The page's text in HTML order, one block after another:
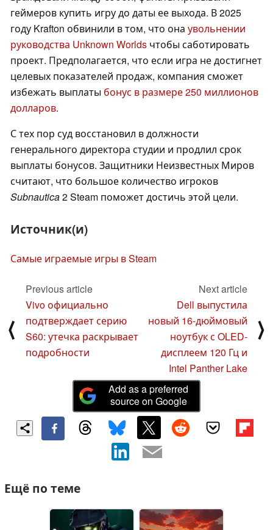
геймеров купить игру до даты ее выхода. В 2025
году Krafton обвинили в том, что она увольнении
руководства Unknown Worlds чтобы саботировать
проект. Предполагается, что если игра не достигнет
целевых показателей продаж, компания сможет
избежать выплаты бонус в размере 250 миллионов
долларов.
С тех пор суд восстановил в должности
генерального директора студии и продлил срок
выплаты бонусов. Защитники Неизвестных Миров
считают, что большое количество игроков
Subnautica2 Steam поможет достичь этой цели.
Источник(и)
Самые играемые игры в Steam
⟨
Previous article
Vivo официально
подтверждает серию
S60: утечка раскрывает
подробности
Next article
Dell выпустила
новый 16-дюймовый
ноутбук с OLED-
дисплеем 120 Гц и
Intel Panther Lake
⟩
Add as a preferred
source on Google
Ещё по теме